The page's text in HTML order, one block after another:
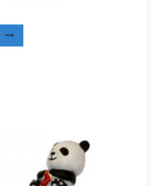
worden
de